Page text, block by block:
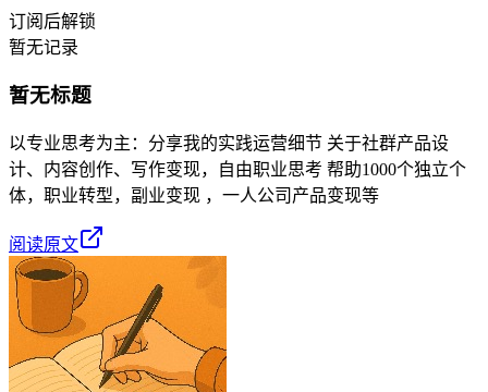
订阅后解锁
暂无记录
暂无标题
以专业思考为主：分享我的实践运营细节 关于社群产品设
计、内容创作、写作变现，自由职业思考 帮助1000个独立个
体，职业转型，副业变现 ，一人公司产品变现等
阅读原文